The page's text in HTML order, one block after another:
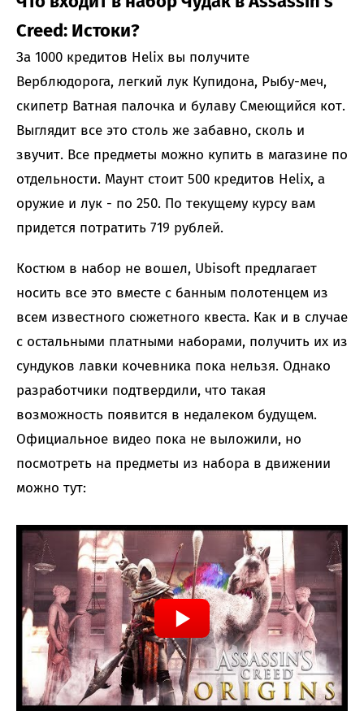
Creed: Истоки?
За 1000 кредитов Helix вы получите
Верблюдорога, легкий лук Купидона, Рыбу-меч,
скипетр Ватная палочка и булаву Смеющийся кот.
Выглядит все это столь же забавно, сколь и
звучит. Все предметы можно купить в магазине по
отдельности. Маунт стоит 500 кредитов Helix, а
оружие и лук - по 250. По текущему курсу вам
придется потратить 719 рублей.
Костюм в набор не вошел, Ubisoft предлагает
носить все это вместе с банным полотенцем из
всем известного сюжетного квеста. Как и в случае
с остальными платными наборами, получить их из
сундуков лавки кочевника пока нельзя. Однако
разработчики подтвердили, что такая
возможность появится в недалеком будущем.
Официальное видео пока не выложили, но
посмотреть на предметы из набора в движении
можно тут: